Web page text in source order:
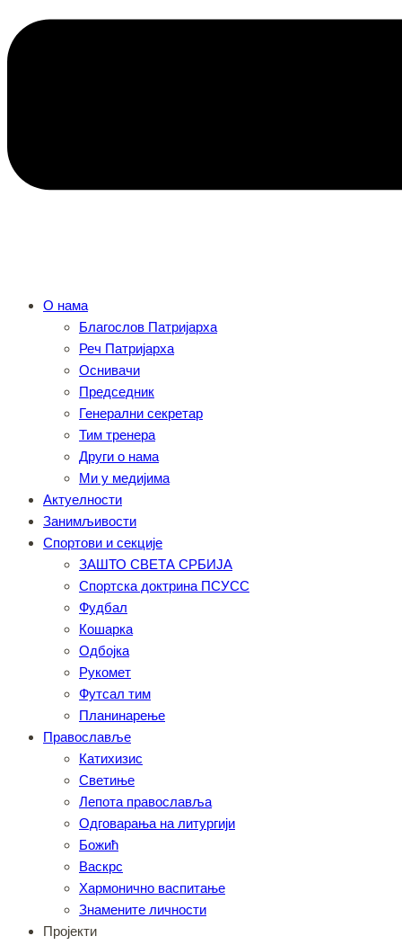
О нама
Благослов Патријарха
Реч Патријарха
Оснивачи
Председник
Генерални секретар
Тим тренера
Други о нама
Ми у медијима
Актуелности
Занимљивости
Спортови и секције
ЗАШТО СВЕТА СРБИЈА
Спортска доктрина ПСУСС
Фудбал
Кошарка
Одбојка
Рукомет
Футсал тим
Планинарење
Православље
Катихизис
Светиње
Лепота православља
Одговарања на литургији
Божић
Васкрс
Хармонично васпитање
Знамените личности
Пројекти